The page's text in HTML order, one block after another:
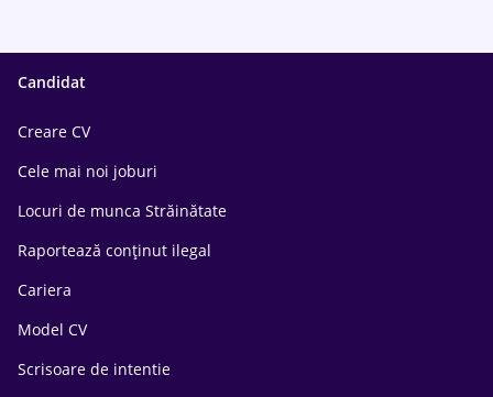
Candidat
Creare CV
Cele mai noi joburi
Locuri de munca Străinătate
Raportează conținut ilegal
Cariera
Model CV
Scrisoare de intentie